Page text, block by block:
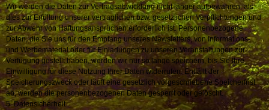
Wir werden die Daten zur Vertragsabwicklung nicht länger aufbewahren, als
dies zur Erfüllung unserer vertraglichen bzw. gesetzlichen Verpflichtungen und
zur Abwehr von Haftungsansprüchen erforderlich ist. Personenbezogene
Daten, die Sie uns für den Empfang unseres Newsletters, von Informations-
und Werbematerial oder für Einladungen zu unseren Veranstaltungen zur
Verfügung gestellt haben, werden wir nur so lange speichern, bis Sie Ihre
Einwilligung für diese Nutzung Ihrer Daten widerrufen. Entfällt der
Speicherungszweck oder läuft eine gesetzlich vorgeschriebene Speicherfrist
ab, werden die personenbezogenen Daten gesperrt oder gelöscht.
5. Datensicherheit